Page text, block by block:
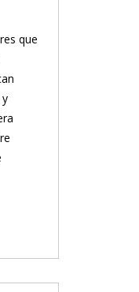
que